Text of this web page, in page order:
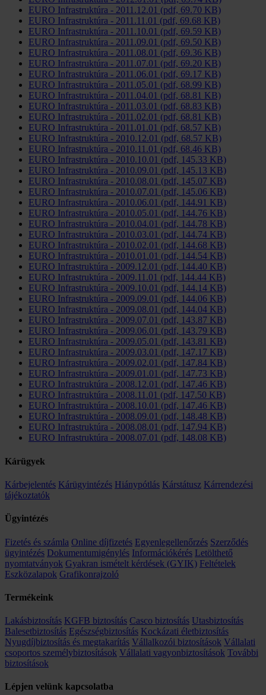
EURO Infrastruktúra - 2011.12.01 (pdf, 69.70 KB)
EURO Infrastruktúra - 2011.11.01 (pdf, 69.68 KB)
EURO Infrastruktúra - 2011.10.01 (pdf, 69.59 KB)
EURO Infrastruktúra - 2011.09.01 (pdf, 69.50 KB)
EURO Infrastruktúra - 2011.08.01 (pdf, 69.36 KB)
EURO Infrastruktúra - 2011.07.01 (pdf, 69.20 KB)
EURO Infrastruktúra - 2011.06.01 (pdf, 69.17 KB)
EURO Infrastruktúra - 2011.05.01 (pdf, 68.99 KB)
EURO Infrastruktúra - 2011.04.01 (pdf, 68.81 KB)
EURO Infrastruktúra - 2011.03.01 (pdf, 68.83 KB)
EURO Infrastruktúra - 2011.02.01 (pdf, 68.81 KB)
EURO Infrastruktúra - 2011.01.01 (pdf, 68.57 KB)
EURO Infrastruktúra - 2010.12.01 (pdf, 68.57 KB)
EURO Infrastruktúra - 2010.11.01 (pdf, 68.46 KB)
EURO Infrastruktúra - 2010.10.01 (pdf, 145.33 KB)
EURO Infrastruktúra - 2010.09.01 (pdf, 145.13 KB)
EURO Infrastruktúra - 2010.08.01 (pdf, 145.07 KB)
EURO Infrastruktúra - 2010.07.01 (pdf, 145.06 KB)
EURO Infrastruktúra - 2010.06.01 (pdf, 144.91 KB)
EURO Infrastruktúra - 2010.05.01 (pdf, 144.76 KB)
EURO Infrastruktúra - 2010.04.01 (pdf, 144.78 KB)
EURO Infrastruktúra - 2010.03.01 (pdf, 144.74 KB)
EURO Infrastruktúra - 2010.02.01 (pdf, 144.68 KB)
EURO Infrastruktúra - 2010.01.01 (pdf, 144.54 KB)
EURO Infrastruktúra - 2009.12.01 (pdf, 144.40 KB)
EURO Infrastruktúra - 2009.11.01 (pdf, 144.44 KB)
EURO Infrastruktúra - 2009.10.01 (pdf, 144.14 KB)
EURO Infrastruktúra - 2009.09.01 (pdf, 144.06 KB)
EURO Infrastruktúra - 2009.08.01 (pdf, 144.04 KB)
EURO Infrastruktúra - 2009.07.01 (pdf, 143.87 KB)
EURO Infrastruktúra - 2009.06.01 (pdf, 143.79 KB)
EURO Infrastruktúra - 2009.05.01 (pdf, 143.81 KB)
EURO Infrastruktúra - 2009.03.01 (pdf, 147.17 KB)
EURO Infrastruktúra - 2009.02.01 (pdf, 147.84 KB)
EURO Infrastruktúra - 2009.01.01 (pdf, 147.73 KB)
EURO Infrastruktúra - 2008.12.01 (pdf, 147.46 KB)
EURO Infrastruktúra - 2008.11.01 (pdf, 147.50 KB)
EURO Infrastruktúra - 2008.10.01 (pdf, 147.46 KB)
EURO Infrastruktúra - 2008.09.01 (pdf, 148.48 KB)
EURO Infrastruktúra - 2008.08.01 (pdf, 147.94 KB)
EURO Infrastruktúra - 2008.07.01 (pdf, 148.08 KB)
Kárügyek
Kárbejelentés Kárügyintézés Hiánypótlás Kárstátusz Kárrendezési
tájékoztatók
Ügyintézés
Fizetés és számla Online díjfizetés Egyenlegellenőrzés Szerződés
ügyintézés Dokumentumigénylés Információkérés Letölthető
nyomtatványok Gyakran ismételt kérdések (GYIK) Feltételek
Eszközalapok Grafikonrajzoló
Termékeink
Lakásbiztosítás KGFB biztosítás Casco biztosítás Utasbiztosítás
Balesetbiztosítás Egészségbiztosítás Kockázati életbiztosítás
Nyugdíjbiztosítás és megtakarítás Vállalkozói biztosítások Vállalati
csoportos személybiztosítások Vállalati vagyonbiztosítások További
biztosítások
Lépjen velünk kapcsolatba